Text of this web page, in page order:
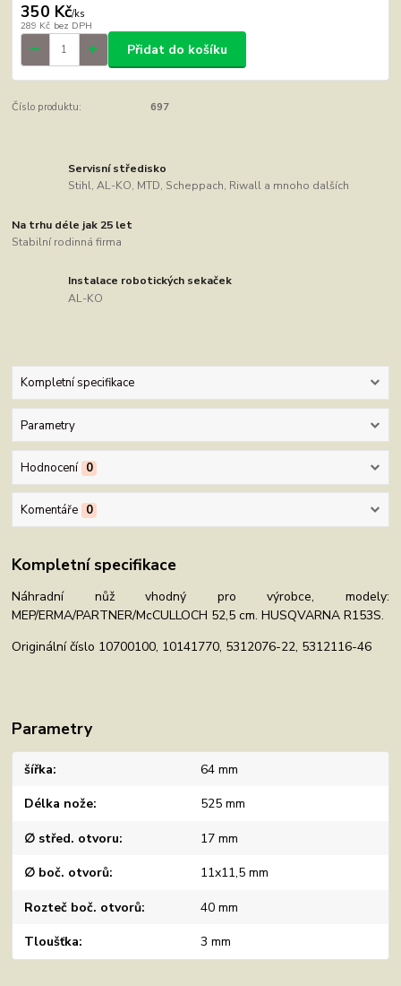
350 Kč/ks
289 Kč bez DPH
Přidat do košíku
Číslo produktu: 697
Servisní středisko
Stihl, AL-KO, MTD, Scheppach, Riwall a mnoho dalších
Na trhu déle jak 25 let
Stabilní rodinná firma
Instalace robotických sekaček
AL-KO
Kompletní specifikace
Parametry
Hodnocení 0
Komentáře 0
Kompletní specifikace
Náhradní nůž vhodný pro výrobce, modely:
MEP/ERMA/PARTNER/McCULLOCH 52,5 cm. HUSQVARNA R153S.
Originální číslo 10700100, 10141770, 5312076-22, 5312116-46
Parametry
šířka 64 mm
Délka nože 525 mm
∅ střed. otvoru 17 mm
∅ boč. otvorů 11x11,5 mm
Rozteč boč. otvorů 40 mm
Tloušťka 3 mm